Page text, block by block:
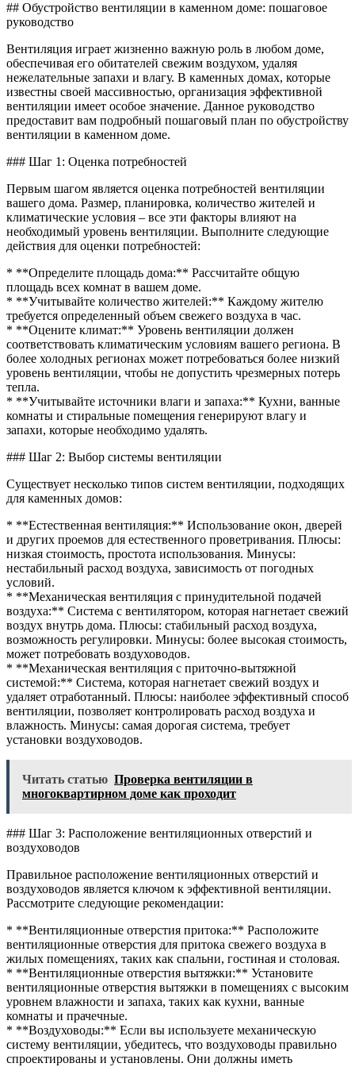
## Обустройство вентиляции в каменном доме: пошаговое
руководство
Вентиляция играет жизненно важную роль в любом доме,
обеспечивая его обитателей свежим воздухом, удаляя
нежелательные запахи и влагу. В каменных домах, которые
известны своей массивностью, организация эффективной
вентиляции имеет особое значение. Данное руководство
предоставит вам подробный пошаговый план по обустройству
вентиляции в каменном доме.
### Шаг 1: Оценка потребностей
Первым шагом является оценка потребностей вентиляции
вашего дома. Размер, планировка, количество жителей и
климатические условия – все эти факторы влияют на
необходимый уровень вентиляции. Выполните следующие
действия для оценки потребностей:
* **Определите площадь дома:** Рассчитайте общую
площадь всех комнат в вашем доме.
* **Учитывайте количество жителей:** Каждому жителю
требуется определенный объем свежего воздуха в час.
* **Оцените климат:** Уровень вентиляции должен
соответствовать климатическим условиям вашего региона. В
более холодных регионах может потребоваться более низкий
уровень вентиляции, чтобы не допустить чрезмерных потерь
тепла.
* **Учитывайте источники влаги и запаха:** Кухни, ванные
комнаты и стиральные помещения генерируют влагу и
запахи, которые необходимо удалять.
### Шаг 2: Выбор системы вентиляции
Существует несколько типов систем вентиляции, подходящих
для каменных домов:
* **Естественная вентиляция:** Использование окон, дверей
и других проемов для естественного проветривания. Плюсы:
низкая стоимость, простота использования. Минусы:
нестабильный расход воздуха, зависимость от погодных
условий.
* **Механическая вентиляция с принудительной подачей
воздуха:** Система с вентилятором, которая нагнетает свежий
воздух внутрь дома. Плюсы: стабильный расход воздуха,
возможность регулировки. Минусы: более высокая стоимость,
может потребовать воздуховодов.
* **Механическая вентиляция с приточно-вытяжной
системой:** Система, которая нагнетает свежий воздух и
удаляет отработанный. Плюсы: наиболее эффективный способ
вентиляции, позволяет контролировать расход воздуха и
влажность. Минусы: самая дорогая система, требует
установки воздуховодов.
Читать статью Проверка вентиляции в
многоквартирном доме как проходит
### Шаг 3: Расположение вентиляционных отверстий и
воздуховодов
Правильное расположение вентиляционных отверстий и
воздуховодов является ключом к эффективной вентиляции.
Рассмотрите следующие рекомендации:
* **Вентиляционные отверстия притока:** Расположите
вентиляционные отверстия для притока свежего воздуха в
жилых помещениях, таких как спальни, гостиная и столовая.
* **Вентиляционные отверстия вытяжки:** Установите
вентиляционные отверстия вытяжки в помещениях с высоким
уровнем влажности и запаха, таких как кухни, ванные
комнаты и прачечные.
* **Воздуховоды:** Если вы используете механическую
систему вентиляции, убедитесь, что воздуховоды правильно
спроектированы и установлены. Они должны иметь